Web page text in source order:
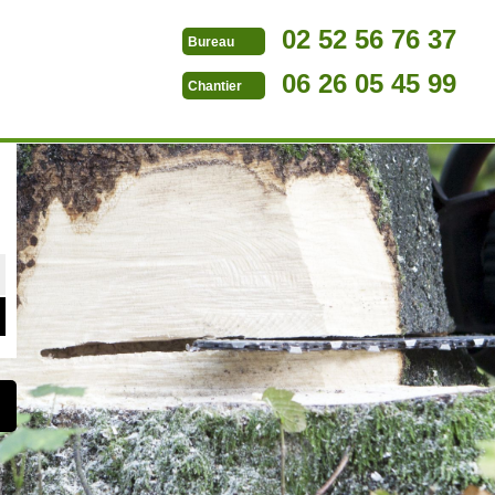
Bureau 02 52 56 76 37
Chantier 06 26 05 45 99